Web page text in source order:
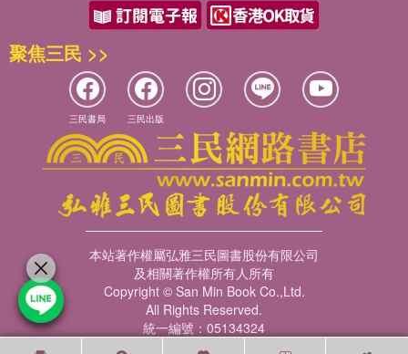
聚焦三民 >>
三民書局 三民出版
本站著作權屬弘雅三民圖書股份有限公司
及相關著作權所有人所有
Copyright © San Min Book Co.,Ltd.
All Rights Reserved.
統一編號：05134324